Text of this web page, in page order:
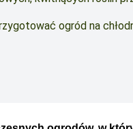
ogród na